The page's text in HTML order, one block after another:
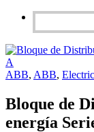
ABB, ABB,
Bloque de
energía